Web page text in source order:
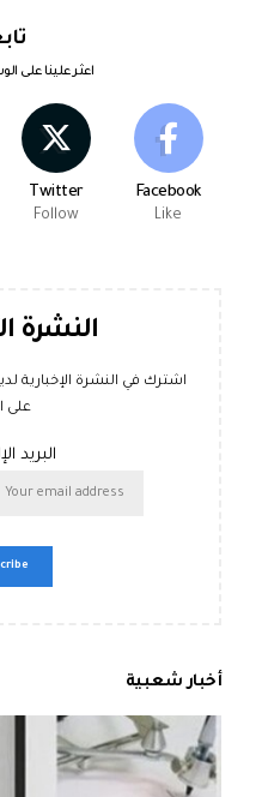
اعثر علينا على
Facebook
Like
Twitter
Follow
النشرة
اشترك في النشرة الإخبارية
على
البريد
أخبار شعبية